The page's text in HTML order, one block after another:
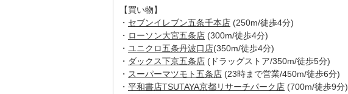
【買い物】
・ セブンイレブン五条千本店 (250m/徒歩4分)
・ ローソン大宮五条店 (300m/徒歩4分)
・ ユニクロ五条丹波口店(350m/徒歩4分)
・ ダックス下京五条店 (ドラッグストア/350m/徒歩5分)
・ スーパーマツモト五条店 (23時まで営業/450m/徒歩6分)
・ 平和書店TSUTAYA京都リサーチパーク店 (700m/徒歩9分)